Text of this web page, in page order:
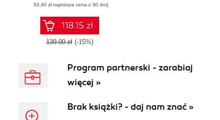
(83,40 zł najniższa cena z 30 dni)
118.15 zł
139.00 zł (-15%)
Program partnerski - zarabiaj
więcej »
Brak książki? - daj nam znać »